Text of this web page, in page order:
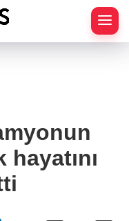
hayatını